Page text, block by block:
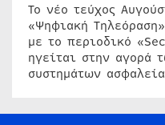
Το νέο τεύχος
«Ψηφιακή
με το περιοδικό
ηγείται στην αγορά
συστημάτων